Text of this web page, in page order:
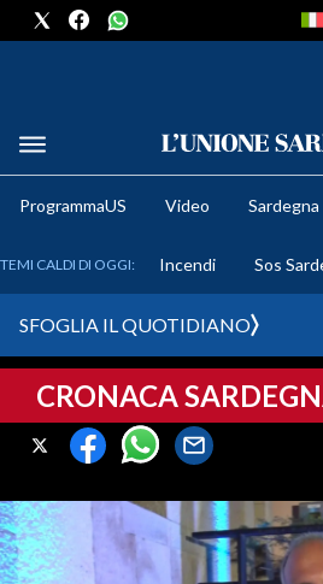
METEO
CRONACA SARDEGNA
CAGLIARI
SULCIS IGLESIENTE
MEDIO CAMPIDANO
ProgrammaUS Video Sardegna
TEMI CALDI DI OGGI: Incendi Sos
SFOGLIA IL QUOTIDIANO
CRONACA